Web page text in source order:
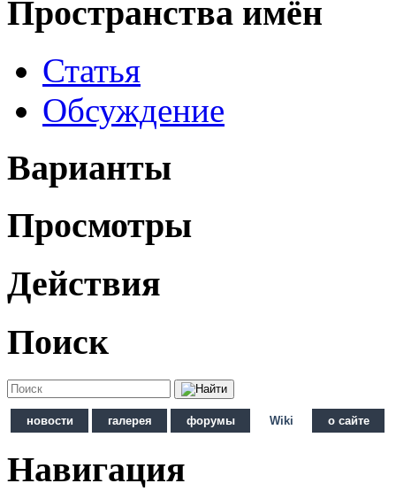
Пространства имён
Статья
Обсуждение
Варианты
Просмотры
Действия
Поиск
новости галерея форумы Wiki о сайте
Навигация